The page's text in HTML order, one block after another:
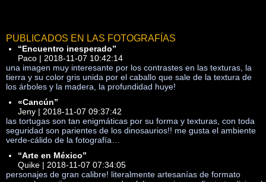
PUBLICADOS EN LAS FOTOGRAFÍAS
“Encuentro inesperado”
Paco | 2018-11-07 10:42:14
una imagen muy interesante por los contrastes en las texturas, la
tierra y su color gris unida por el caballo que sale de la textura de
los árboles y la madera, la profundidad huye!
«Cancún”
Jeny | 2018-11-07 09:37:42
las tortugas son tan enigmáticas por su forma y texturas, con toda
seguridad son parientes de los dinosaurios!! me gusta el ambiente
verde-cálido de la fotografía…
“Arte en México”
Quike | 2018-11-07 07:34:05
personajes de gran calibre! literalmente artesanías de formato